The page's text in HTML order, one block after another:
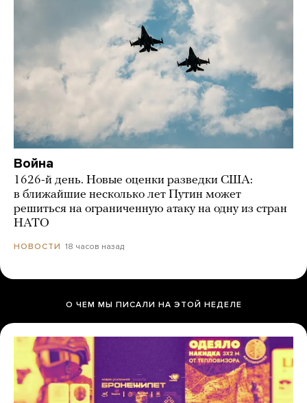
Война
1626-й день. Новые оценки разведки США:
в ближайшие несколько лет Путин может
решиться на ограниченную атаку на одну из стран
НАТО
НОВОСТИ 18 часов назад
О ЧЕМ МЫ ПИСАЛИ НА ЭТОЙ НЕДЕЛЕ